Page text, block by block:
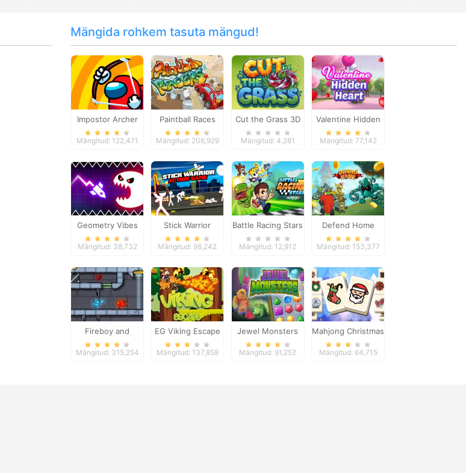
Mängida rohkem tasuta mängud!
Impostor Archer
War
Mängitud: 122,471
Paintball Races
Mängitud: 206,929
Cut the Grass 3D
Mängitud: 4,281
Valentine Hidden
Heart
Mängitud: 77,142
Geometry Vibes
Monster
Mängitud: 38,732
Stick Warrior
Action Game
Mängitud: 98,242
Battle Racing Stars
Mängitud: 12,912
Defend Home
Mängitud: 153,377
Fireboy and
Watergirl 3
Mängitud: 315,254
EG Viking Escape
Mängitud: 137,858
Jewel Monsters
Mängitud: 91,252
Mahjong Christmas
Holiday
Mängitud: 64,715